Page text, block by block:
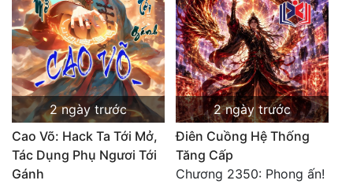
2 ngày trước
Cao Võ: Hack Ta Tới Mở,
Tác Dụng Phụ Ngươi Tới
Gánh
2 ngày trước
Điên Cuồng Hệ Thống
Tăng Cấp
Chương 2350: Phong ấn!